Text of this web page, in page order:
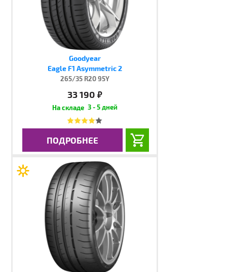
Goodyear
Eagle F1 Asymmetric 2
265/35 R20 95Y
33 190 руб.
3 - 5 дней
ПОДРОБНЕЕ